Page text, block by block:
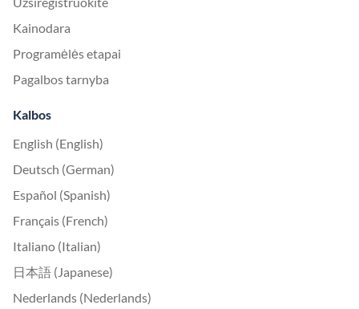
Kainodara
Programėlės etapai
Pagalbos tarnyba
Kalbos
English (English)
Deutsch (German)
Español (Spanish)
Français (French)
Italiano (Italian)
日本語 (Japanese)
Nederlands (Nederlands)